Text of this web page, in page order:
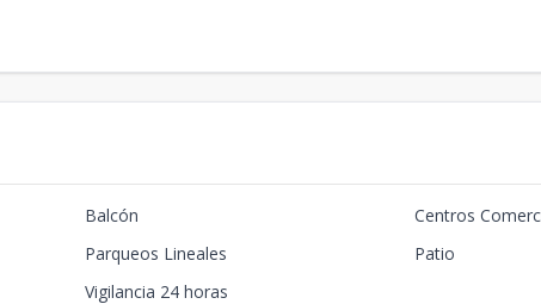
Balcón
Centros
Parqueos Lineales
Patio
Vigilancia 24 horas